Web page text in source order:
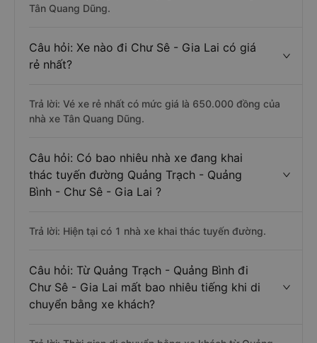
Tân Quang Dũng.
Câu hỏi: Xe nào đi Chư Sê - Gia Lai có giá
rẻ nhất?
Trả lời: Vé xe rẻ nhất có mức giá là 650.000 đồng của
nhà xe Tân Quang Dũng.
Câu hỏi: Có bao nhiêu nhà xe đang khai
thác tuyến đường Quảng Trạch - Quảng
Bình - Chư Sê - Gia Lai ?
Trả lời: Hiện tại có 1 nhà xe khai thác tuyến đường.
Câu hỏi: Từ Quảng Trạch - Quảng Bình đi
Chư Sê - Gia Lai mất bao nhiêu tiếng khi di
chuyển bằng xe khách?